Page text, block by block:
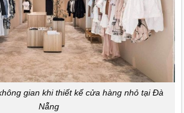
gian khi thiết kế cửa hàng nhỏ tại Đà
Nẵng